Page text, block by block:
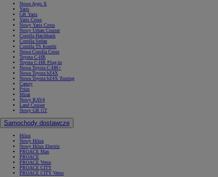
Nowe Aygo X
Yaris
GR Yaris
Yaris Cross
Nowy Yaris Cross
Nowy Urban Cruiser
Corolla Hatchback
Corolla Sedan
Corolla TS Kombi
Nowa Corolla Cross
Toyota C-HR
Toyota C-HR Plug-in
Nowa Toyota C-HR+
Nowa Toyota bZ4X
Nowa Toyota bZ4X Touring
Camry
Prius
Mirai
Nowy RAV4
Land Cruiser
Nowy GR GT
Samochody dostawcze
Hilux
Nowy Hilux
Nowy Hilux Electric
PROACE Max
PROACE
PROACE Verso
PROACE CITY
PROACE CITY Verso